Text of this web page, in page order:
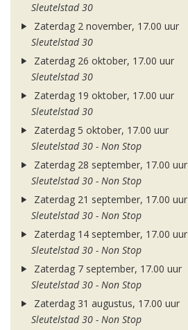
Sleutelstad 30
Zaterdag 2 november, 17.00 uur
Sleutelstad 30
Zaterdag 26 oktober, 17.00 uur
Sleutelstad 30
Zaterdag 19 oktober, 17.00 uur
Sleutelstad 30
Zaterdag 5 oktober, 17.00 uur
Sleutelstad 30 - Non Stop
Zaterdag 28 september, 17.00 uur
Sleutelstad 30 - Non Stop
Zaterdag 21 september, 17.00 uur
Sleutelstad 30 - Non Stop
Zaterdag 14 september, 17.00 uur
Sleutelstad 30 - Non Stop
Zaterdag 7 september, 17.00 uur
Sleutelstad 30 - Non Stop
Zaterdag 31 augustus, 17.00 uur
Sleutelstad 30 - Non Stop